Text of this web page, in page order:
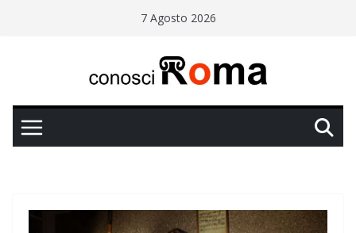
7 Agosto 2026